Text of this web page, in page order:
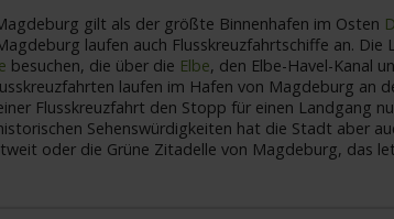
gilt als der größte Binnenhafen im Osten
laufen auch Flusskreuzfahrtschiffe an.
besuchen, die über die Elbe, den Elbe-Havel-Kanal
laufen im Hafen von Magdeburg an
Flusskreuzfahrt den Stopp für einen Landgang
Sehenswürdigkeiten hat die Stadt aber
oder die Grüne Zitadelle von Magdeburg, das